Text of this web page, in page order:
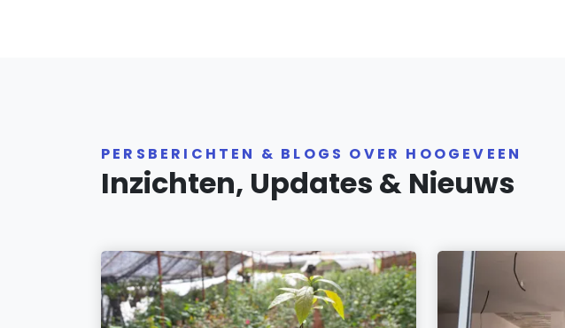
PERSBERICHTEN & BLOGS OVER HOOGEVEEN
Inzichten, Updates & Nieuws